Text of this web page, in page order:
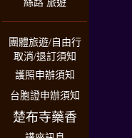
絲路 旅遊
團體旅遊/自由行
取消/退訂須知
護照申辦須知
台胞證申辦須知
楚布寺藥香